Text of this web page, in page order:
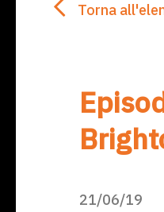
Torna
21/06/19